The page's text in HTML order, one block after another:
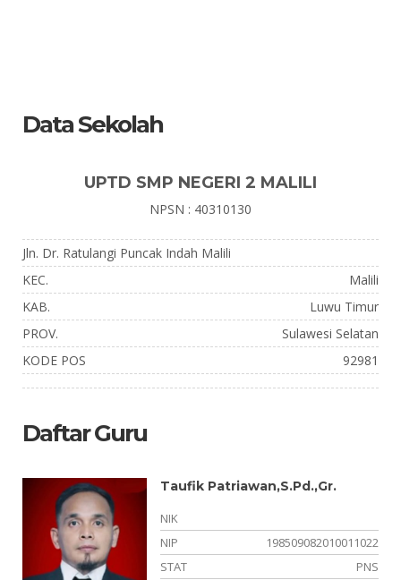
Data Sekolah
UPTD SMP NEGERI 2 MALILI
NPSN : 40310130
Jln. Dr. Ratulangi Puncak Indah Malili
KEC.
Malili
KAB.
Luwu Timur
PROV.
Sulawesi Selatan
KODE POS
92981
Daftar Guru
Taufik Patriawan,S.Pd.,Gr.
NIK
NIP
198509082010011022
STAT
PNS